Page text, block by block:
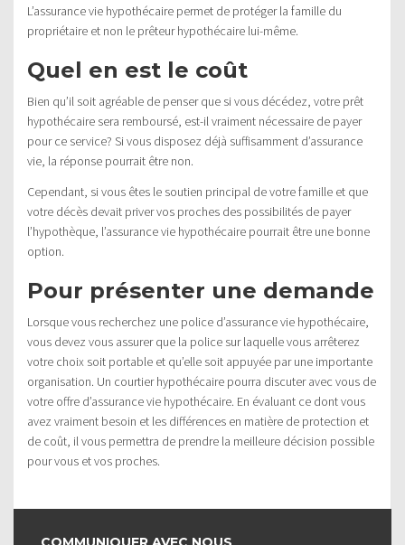
L’assurance vie hypothécaire permet de protéger la famille du
propriétaire et non le prêteur hypothécaire lui-même.
Quel en est le coût
Bien qu’il soit agréable de penser que si vous décédez, votre prêt
hypothécaire sera remboursé, est-il vraiment nécessaire de payer
pour ce service? Si vous disposez déjà suffisamment d’assurance
vie, la réponse pourrait être non.
Cependant, si vous êtes le soutien principal de votre famille et que
votre décès devait priver vos proches des possibilités de payer
l’hypothèque, l’assurance vie hypothécaire pourrait être une bonne
option.
Pour présenter une demande
Lorsque vous recherchez une police d’assurance vie hypothécaire,
vous devez vous assurer que la police sur laquelle vous arrêterez
votre choix soit portable et qu’elle soit appuyée par une importante
organisation. Un courtier hypothécaire pourra discuter avec vous de
votre offre d’assurance vie hypothécaire. En évaluant ce dont vous
avez vraiment besoin et les différences en matière de protection et
de coût, il vous permettra de prendre la meilleure décision possible
pour vous et vos proches.